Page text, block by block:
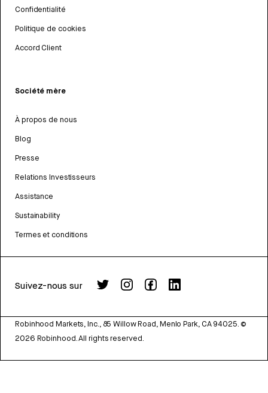
Confidentialité
Politique de cookies
Accord Client
Société mère
À propos de nous
Blog
Presse
Relations Investisseurs
Assistance
Sustainability
Termes et conditions
Suivez-nous sur
Robinhood Markets, Inc., 85 Willow Road, Menlo Park, CA 94025. ©
2026 Robinhood. All rights reserved.